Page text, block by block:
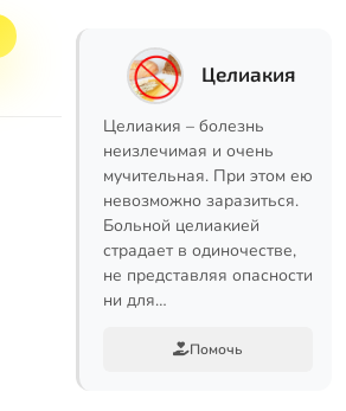
Целиакия
Целиакия – болезнь
неизлечимая и очень
мучительная. При этом ею
невозможно заразиться.
Больной целиакией
страдает в одиночестве,
не представляя опасности
ни для…
Помочь